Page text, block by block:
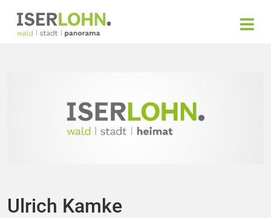
Ulrich Kamke